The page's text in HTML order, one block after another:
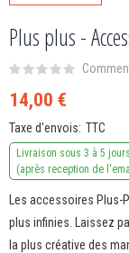
Plus plus -
14,00 €
Taxe d'envois TTC
Livraison sous 3 à 5
(après reception de
Les accessoires
plus infinies. Laissez
la plus créative des